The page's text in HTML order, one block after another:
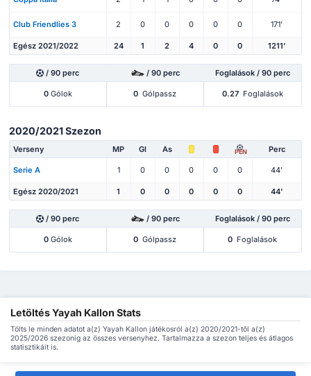
Club Friendlies 3 2 0 0 0 0 0 171'
Egész 2021/2022 24 1 2 4 0 0 1211'
/ 90 perc / 90 perc Foglalások / 90 perc
0Gólok 0 Gólpassz 0.27 Foglalások
2020/2021 Szezon
Verseny MP Gl As PEN Perc
Serie A 1 0 0 0 0 0 44'
Egész 2020/2021 1 0 0 0 0 0 44'
/ 90 perc / 90 perc Foglalások / 90 perc
0Gólok 0 Gólpassz 0 Foglalások
Letöltés Yayah Kallon Stats
Tölts le minden adatot a(z) Yayah Kallon játékosról a(z) 2020/2021-től a(z)
2025/2026 szezonig az összes versenyhez. Tartalmazza a szezon teljes és átlagos
statisztikáit is.